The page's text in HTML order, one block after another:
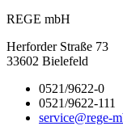
REGE mbH
Herforder Straße 73
33602 Bielefeld
0521/9622-0
0521/9622-111
service@rege-